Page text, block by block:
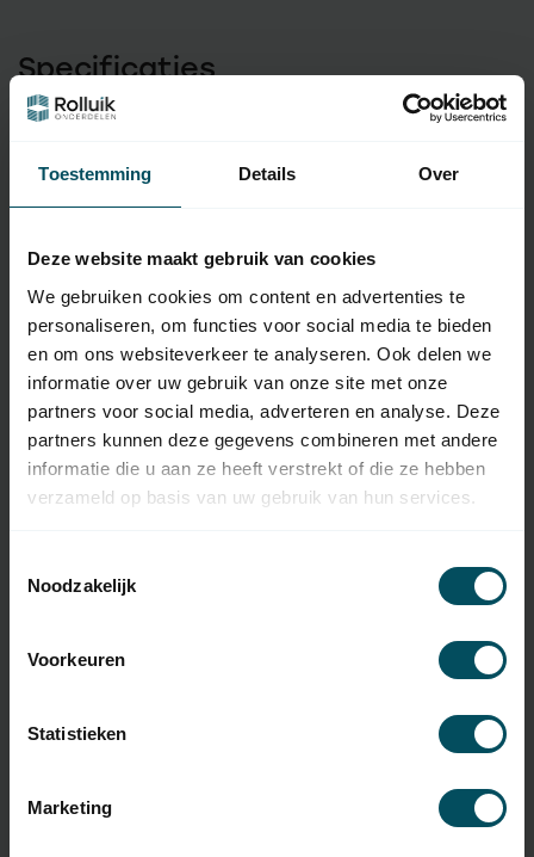
Toestemming Details Over
Deze website maakt gebruik van cookies
We gebruiken cookies om content en advertenties te
personaliseren, om functies voor social media te bieden
en om ons websiteverkeer te analyseren. Ook delen we
informatie over uw gebruik van onze site met onze
partners voor social media, adverteren en analyse. Deze
partners kunnen deze gegevens combineren met andere
informatie die u aan ze heeft verstrekt of die ze hebben
verzameld op basis van uw gebruik van hun services.
Noodzakelijk
Voorkeuren
Statistieken
Marketing
Specificaties
Type handzender originele afstandsbediening
Frequentie 40,685 Mhz
Aantal kanalen 5
Afmetingen 107x58x25 mm (hxbxd)
Gewicht 45 gram
Oplaadbare
Codering